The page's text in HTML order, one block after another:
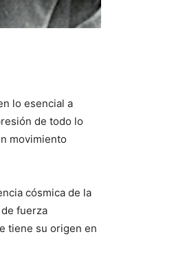
lo esencial a
de todo lo
movimiento
cósmica de la
fuerza
tiene su origen en